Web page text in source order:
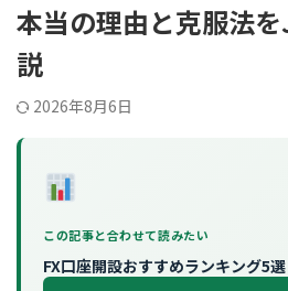
本当の理由と克服法
説
2026年8月6日
この記事と合わせて読みたい
FX口座開設おすすめランキング5選